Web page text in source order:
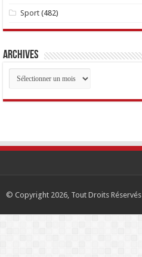
Sport (482)
Archives
Archives
© Copyright 2026, Tout Droits Réservés